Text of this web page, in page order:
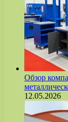
Обзор
12.05.2026